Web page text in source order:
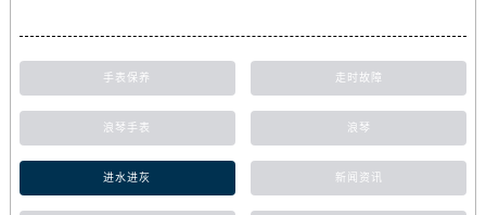
手表保养 走时故障
浪琴手表 浪琴
进水进灰 新闻资讯